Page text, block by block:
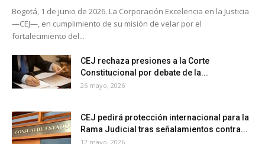
Bogotá, 1 de junio de 2026. La Corporación Excelencia en la Justicia
—CEJ—, en cumplimiento de su misión de velar por el
fortalecimiento del...
CEJ rechaza presiones a la Corte
Constitucional por debate de la...
26 mayo, 2026
CEJ pedirá protección internacional para la
Rama Judicial tras señalamientos contra...
12 mayo, 2026